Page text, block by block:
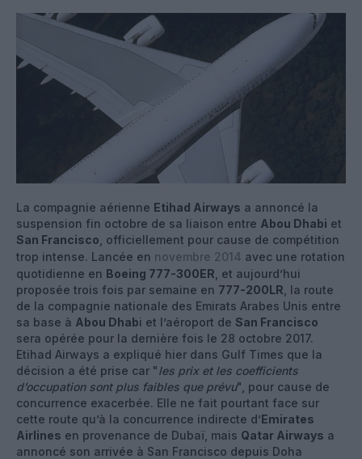
La compagnie aérienne Etihad Airways a annoncé la
suspension fin octobre de sa liaison entre Abou Dhabi et
San Francisco , officiellement pour cause de compétition
trop intense. Lancée en novembre 2014 avec une rotation
quotidienne en Boeing 777-300ER , et aujourd’hui
proposée trois fois par semaine en 777-200LR , la route
de la compagnie nationale des Emirats Arabes Unis entre
sa base à Abou Dhabi et l’aéroport de San Francisco
sera opérée pour la dernière fois le 28 octobre 2017.
Etihad Airways a expliqué hier dans Gulf Times que la
décision a été prise car "les prix et les coefficients
d’occupation sont plus faibles que prévu", pour cause de
concurrence exacerbée. Elle ne fait pourtant face sur
cette route qu’à la concurrence indirecte d’Emirates
Airlines en provenance de Dubaï, mais Qatar Airways a
annoncé son arrivée à San Francisco depuis Doha